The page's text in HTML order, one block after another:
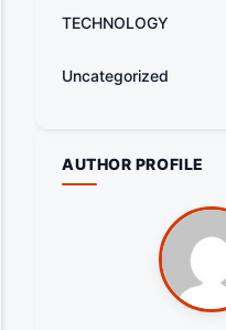
TECHNOLOGY
Uncategorized
AUTHOR PROFILE